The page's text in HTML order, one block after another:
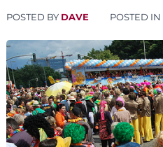
POSTED BY DAVE POSTED IN